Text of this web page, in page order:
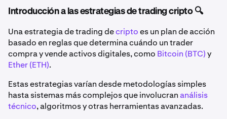
Introducción a las estrategias de trading cripto 🔍
Una estrategia de trading decriptoes un plan de acción
basado en reglas que determina cuándo un trader
compra y vende activos digitales, como Bitcoin (BTC)y
Ether (ETH).
Estas estrategias varían desde metodologías simples
hasta sistemas más complejos que involucrananálisis
técnico, algoritmos y otras herramientas avanzadas.